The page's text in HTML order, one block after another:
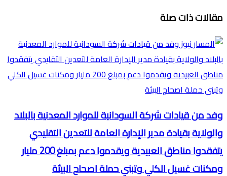
عبر
البريد
مقالات ذات صلة
وفد من قيادات شركة السودانية للموارد المعدنية بالبلاد
والولاية بقيادة مدير الإدارة العامة للتعدين التقليدي
يتفقدوا مناطق العبيدية ويقدموا دعم بمبلغ 200 مليار
ومكنات غسيل الكلي وتبني حملة اصحاح البيئة